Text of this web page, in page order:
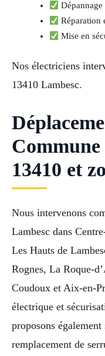
Réparation
Mise en
Nos électriciens
13410 Lambesc.
13410 et
Nous intervenons
Lambesc dans
Les Hauts de
Rognes, La Roque-
Coudoux et Aix-en-
électrique et
proposons
remplacement de